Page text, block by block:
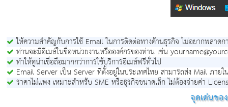
ให้ความสำคัญกับการใช้ Email ในการติดต่อทางด้านธุรกิจ ไม่อยากพลาดก
ท่านจะมีอีเมล์ในชื่อหน่วยงานหรือองค์กรของท่าน เช่น
ทำให้ดูน่าเชื่อถือมากกว่าการใช้บริการอีเมล์ฟรีทั่วไป
Email Server เป็น Server ที่ตั้งอยู่ในประเทศไทย สามารถส่ง Mail ภาย
ราคาไม่แพง เหมาะสำหรับ SME หรือธุรกิจขนาดเล็ก ไม่ต้องจ่ายค่า
จุดเด่นขอ